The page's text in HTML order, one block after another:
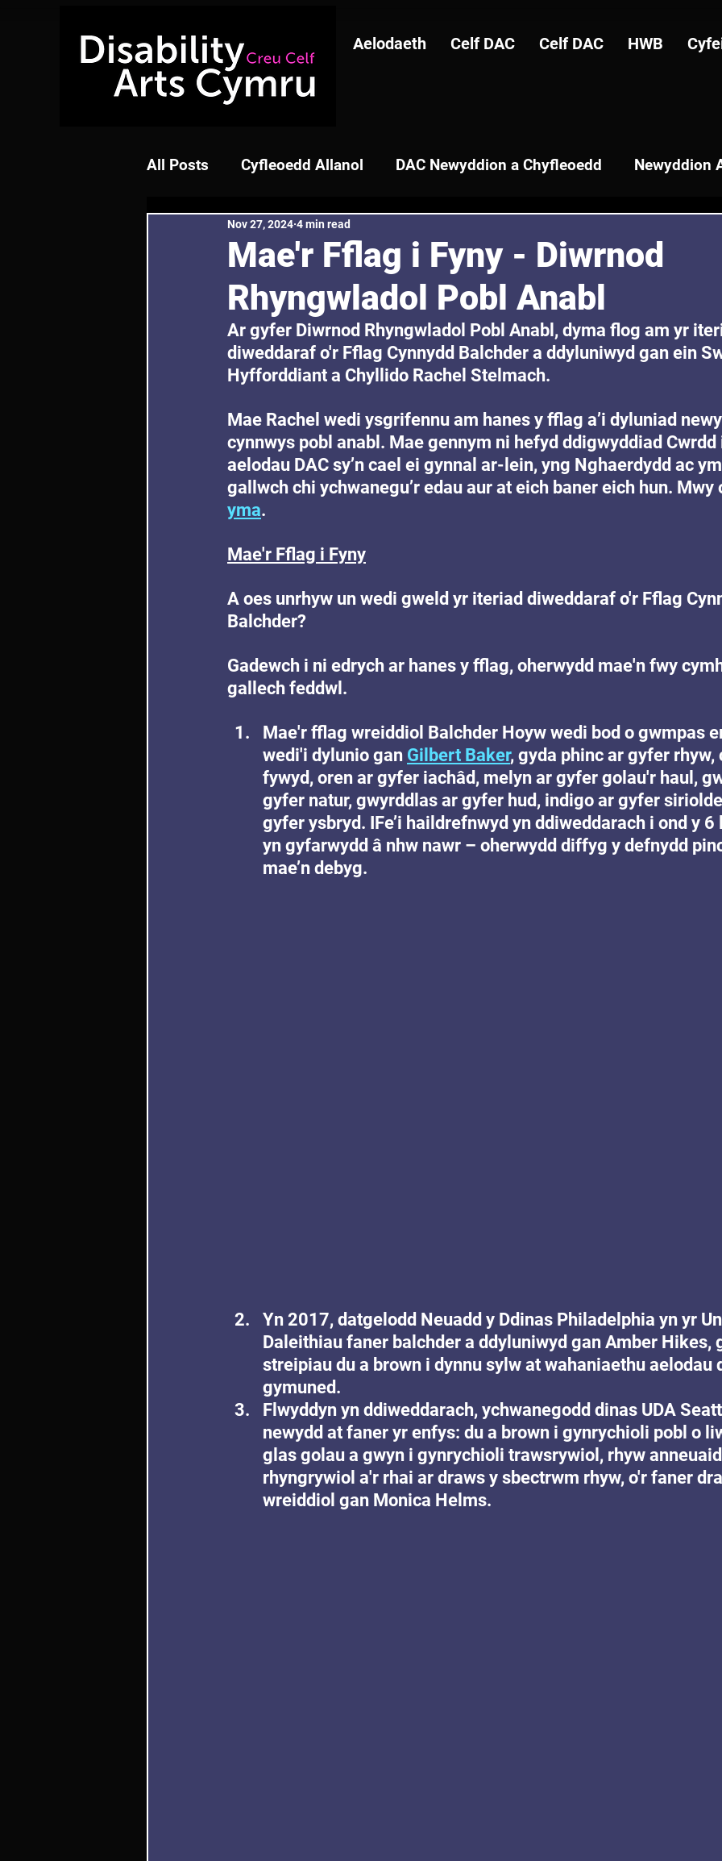
Aelodaeth Celf DAC Celf DAC HWB
All Posts Cyfleoedd Allanol DAC Newyddion a Chyfleoedd Newyddion
Mae'r Fflag i Fyny - Diwrnod
Rhyngwladol Pobl Anabl
Nov 27, 2024 4 min read
Ar gyfer Diwrnod Rhyngwladol Pobl Anabl, dyma flog am yr
diweddaraf o'r Fflag Cynnydd Balchder a ddyluniwyd gan ein
Hyfforddiant a Chyllido Rachel Stelmach.
Mae Rachel wedi ysgrifennu am hanes y fflag a’i dyluniad
cynnwys pobl anabl. Mae gennym ni hefyd ddigwyddiad Cwrdd
aelodau DAC sy’n cael ei gynnal ar-lein, yng Nghaerdydd ac
gallwch chi ychwanegu’r edau aur at eich baner eich hun. Mwy
yma.
Mae'r Fflag i Fyny
A oes unrhyw un wedi gweld yr iteriad diweddaraf o'r Fflag
Balchder?
Gadewch i ni edrych ar hanes y fflag, oherwydd mae'n fwy
gallech feddwl.
Mae'r fflag wreiddiol Balchder Hoyw wedi bod o gwmpas
wedi'i dylunio gan Gilbert Baker, gyda phinc ar gyfer rhyw,
fywyd, oren ar gyfer iachâd, melyn ar gyfer golau'r haul,
gyfer natur, gwyrddlas ar gyfer hud, indigo ar gyfer
gyfer ysbryd. IFe’i haildrefnwyd yn ddiweddarach i ond y
yn gyfarwydd â nhw nawr – oherwydd diffyg y defnydd
mae’n debyg.
Yn 2017, datgelodd Neuadd y Ddinas Philadelphia yn yr
Daleithiau faner balchder a ddyluniwyd gan Amber Hikes,
streipiau du a brown i dynnu sylw at wahaniaethu aelodau
gymuned.
Flwyddyn yn ddiweddarach, ychwanegodd dinas UDA
newydd at faner yr enfys: du a brown i gynrychioli pobl o
glas golau a gwyn i gynrychioli trawsrywiol, rhyw
rhyngrywiol a'r rhai ar draws y sbectrwm rhyw, o'r faner
wreiddiol gan Monica Helms.